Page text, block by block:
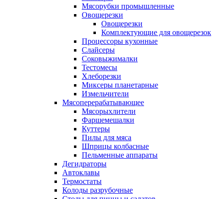
Мясорубки промышленные
Овощерезки
Овощерезки
Комплектующие для овощерезок
Процессоры кухонные
Слайсеры
Соковыжималки
Тестомесы
Хлеборезки
Миксеры планетарные
Измельчители
Мясоперерабатывающее
Мясорыхлители
Фаршемешалки
Куттеры
Пилы для мяса
Шприцы колбасные
Пельменные аппараты
Дегидраторы
Автоклавы
Термостаты
Колоды разрубочные